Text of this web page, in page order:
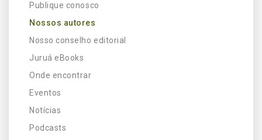
Publique conosco
Nossos autores
Nosso conselho editorial
Juruá eBooks
Onde encontrar
Eventos
Notícias
Podcasts